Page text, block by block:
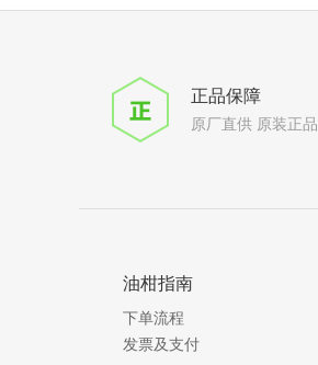
正品保障
原厂直供 原装正品
油柑指南
下单流程
发票及支付